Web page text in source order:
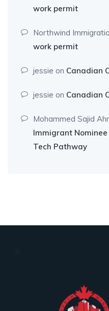
work permit
Northwind
work permit
jessie on Canadian
jessie on Canadian
Mohammed Sajid
Immigrant
Tech Pathway